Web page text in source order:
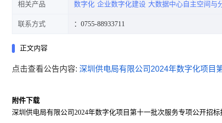
相关产品 数字化 企业数字化建设 大数据中心自主空间与
联系方式 ：0755-88933711
正文内容
点击查看公告内容: 深圳供电局有限公司2024年数字化项目
附件下载
深圳供电局有限公司2024年数字化项目第十一批次服务专项公开招